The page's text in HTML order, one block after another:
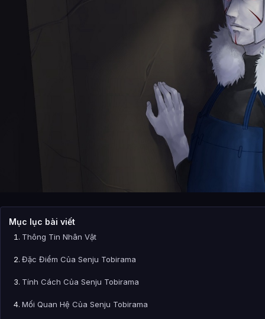
Mục lục bài viết
Thông Tin Nhân Vật
Đặc Điểm Của Senju Tobirama
Tính Cách Của Senju Tobirama
Mối Quan Hệ Của Senju Tobirama